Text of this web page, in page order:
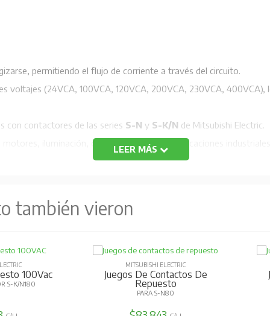
permitiendo el flujo de corriente a través del circuito.
voltajes (24VCA, 100VCA, 120VCA, 200VCA, 230VCA,
con contactores de las series S-N y S-K/N de Mitsubishi Electric.
iluminación, climatización y otras aplicaciones
LEER MÁS
también vieron
100Vac
S-K/N180
MITSUBISHI ELECTRIC
Juegos De Contactos De
Repuesto
PARA S-N80